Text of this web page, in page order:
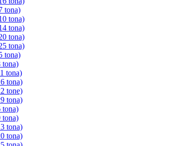
tona)
tona)
tona)
tona)
tona)
tona)
tona)
tona)
tona)
tone)
tona)
tona)
tona)
tona)
tona)